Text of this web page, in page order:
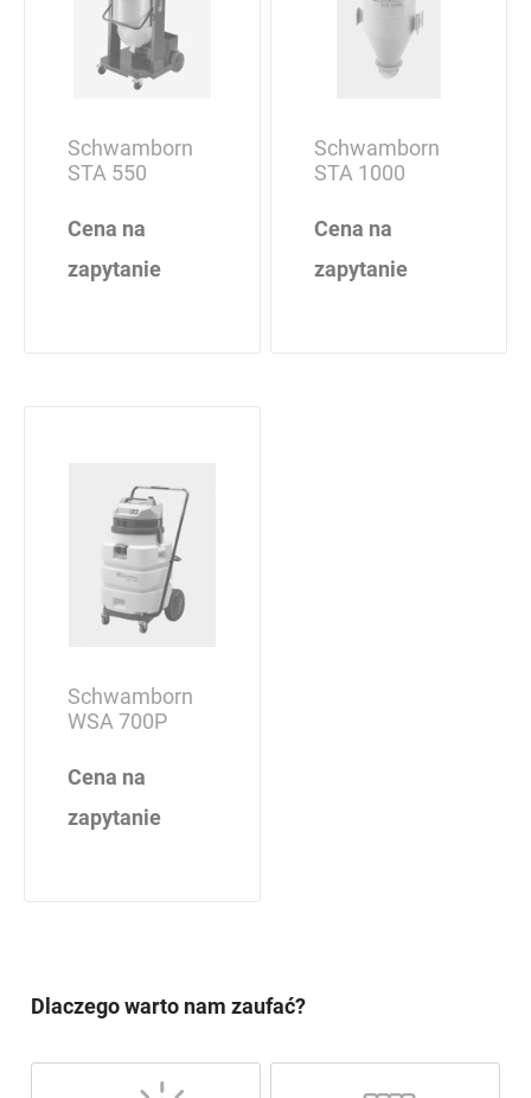
Schwamborn
STA 550
Cena na
zapytanie
Schwamborn
STA 1000
Cena na
zapytanie
Schwamborn
WSA 700P
Cena na
zapytanie
Dlaczego warto nam zaufać?